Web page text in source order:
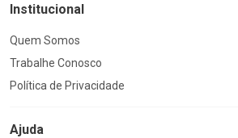
Institucional
Quem Somos
Trabalhe Conosco
Política de Privacidade
Ajuda